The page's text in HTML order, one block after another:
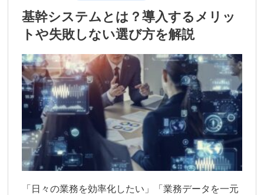
基幹システムとは？導入するメリッ
トや失敗しない選び方を解説
「日々の業務を効率化したい」「業務データを一元